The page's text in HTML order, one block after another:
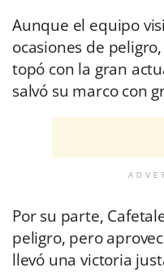
Aunque el equipo
ocasiones de
topó con la gran
salvó su marco con
Por su parte,
peligro, pero
llevó una victoria